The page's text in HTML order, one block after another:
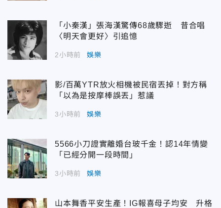
「小秦漢」張海漢驚傳68歲驟逝 昔合唱
〈明天會更好〉引追憶
2小時前 娛樂
影/百萬YTR放火相機被民宿丟掉！對方稱
「以為是按摩棒誤丟」惹議
3小時前 娛樂
5566小刀證實離婚台玻千金！認14年情變
「已經分開一段時間」
3小時前 娛樂
山本舞香平安生產！IG報喜母子均安 升格